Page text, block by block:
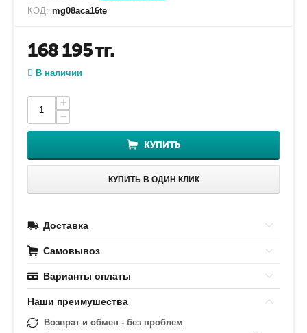
КОД: mg08aca16te
168 195тг.
В наличии
+
−
КУПИТЬ
КУПИТЬ В ОДИН КЛИК
Доставка
Самовывоз
Варианты оплаты
Наши преимушества
Возврат и обмен - без проблем